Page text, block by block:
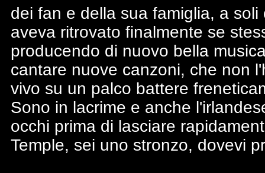
dei fan e della sua famiglia, a
aveva ritrovato finalmente se
producendo di nuovo bella
cantare nuove canzoni, che non
vivo su un palco battere
Sono in lacrime e anche
occhi prima di lasciare
Temple, sei uno stronzo, dovevi